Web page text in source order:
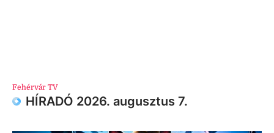
Fehérvár TV
HÍRADÓ 2026. augusztus 7.